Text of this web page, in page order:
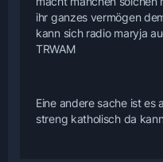
ihr ganzes vermögen
kann sich radio maryja
TRWAM
Eine andere sache ist es
streng katholisch da